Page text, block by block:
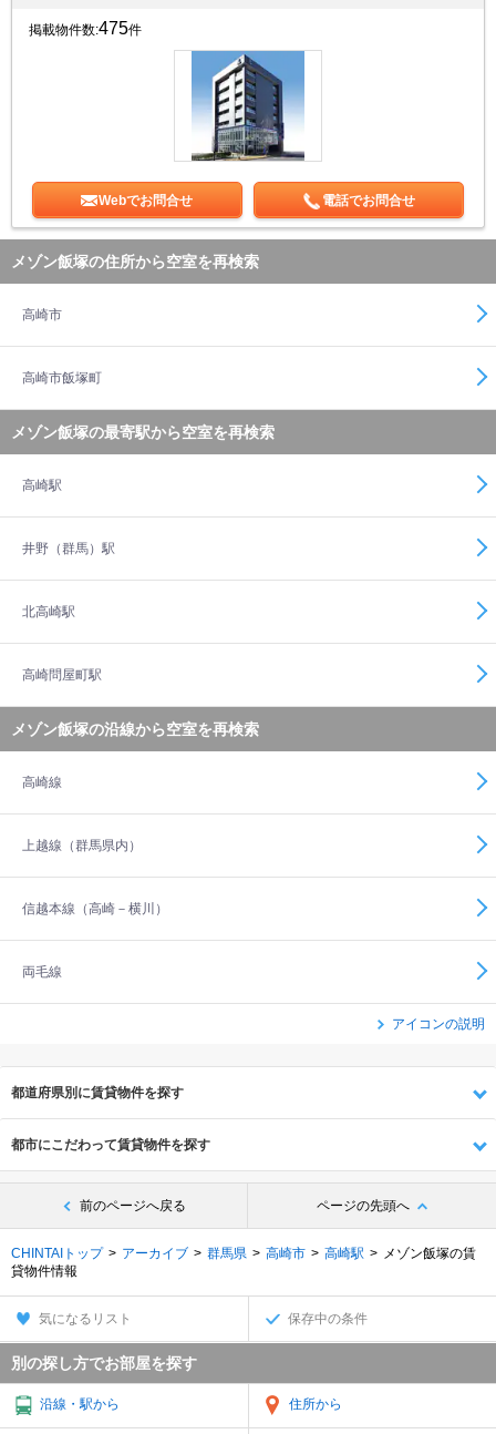
掲載物件数:475件
Webでお問合せ 電話でお問合せ
メゾン飯塚の住所から空室を再検索
高崎市
高崎市飯塚町
メゾン飯塚の最寄駅から空室を再検索
高崎駅
井野（群馬）駅
北高崎駅
高崎問屋町駅
メゾン飯塚の沿線から空室を再検索
高崎線
上越線（群馬県内）
信越本線（高崎－横川）
両毛線
アイコンの説明
都道府県別に賃貸物件を探す
都市にこだわって賃貸物件を探す
前のページへ戻る ページの先頭へ
CHINTAIトップ アーカイブ 群馬県 高崎市 高崎駅
メゾン飯塚の賃
貸物件情報
気になるリスト 保存中の条件
別の探し方でお部屋を探す
沿線・駅から 住所から